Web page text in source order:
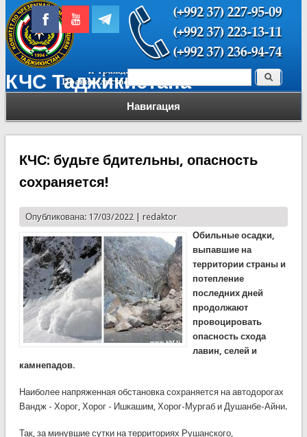
КЧС Таджикистана
Навигация
Форма поиска Поиск
КЧС: будьте бдительны, опасность
сохраняется!
Опубликована: 17/03/2022 | redaktor
Обильные осадки,
выпавшие на
территории страны и
потепление
последних дней
продолжают
провоцировать
опасность схода
лавин, селей и
камнепадов.
Наиболее напряженная обстановка сохраняется на автодорогах
Вандж - Хорог, Хорог - Ишкашим, Хорог-Мургаб и Душанбе-Айни.
Так, за минувшие сутки на территориях Рушанского,